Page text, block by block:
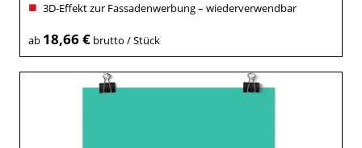
3D-Effekt zur Fassadenwerbung – wiederverwendbar
ab 18,66 €brutto / Stück